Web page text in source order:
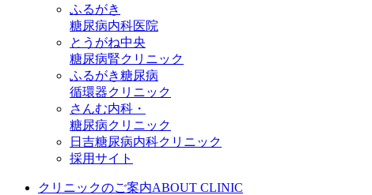
ふるがき
糖尿病内科医院
とうがね中央
糖尿病腎クリニック
ふるがき糖尿病
循環器クリニック
さんむ内科・
糖尿病クリニック
日吉糖尿病内科クリニック
採用サイト
クリニックのご案内ABOUT CLINIC